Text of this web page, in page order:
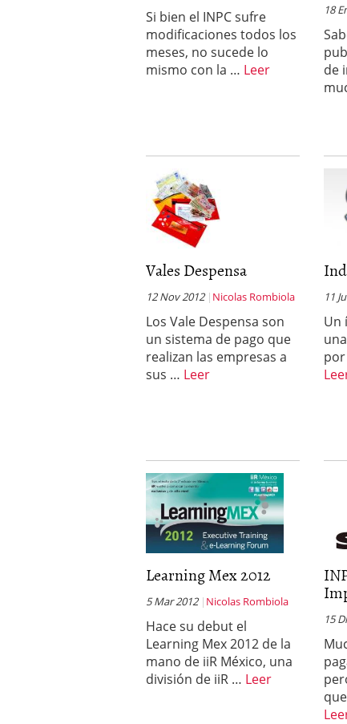
Si bien el INPC sufre
modificaciones todos los
meses, no sucede lo
mismo con la … Leer
18
de
Vales Despensa
12 Nov 2012 Nicolas Rombiola
Los Vale Despensa son
un sistema de pago que
realizan las empresas a
sus … Leer
11
Un
Learning Mex 2012
5 Mar 2012 Nicolas Rombiola
Hace su debut el
Learning Mex 2012 de la
mano de iiR México, una
división de iiR … Leer
15